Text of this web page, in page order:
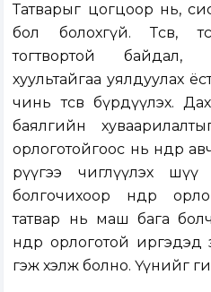
Татварыг цогцоор нь,
бол болохгүй. Төсөв,
тогтвортой
хуультайгаа уялдуулах
чинь төсөв бүрдүүлэх.
баялгийн
орлоготойгоос нь өндөр
рүүгээ чиглүүлэх
болгочихоор өндөр
татвар нь маш бага
өндөр орлоготой иргэдэд
гэж хэлж болно. Үүнийг